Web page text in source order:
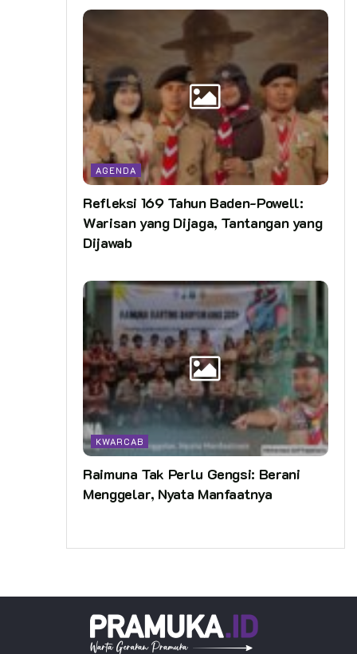
AGENDA
Refleksi 169 Tahun Baden-Powell:
Warisan yang Dijaga, Tantangan yang
Dijawab
KWARCAB
Raimuna Tak Perlu Gengsi: Berani
Menggelar, Nyata Manfaatnya